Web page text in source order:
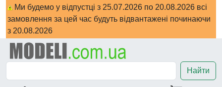
Ми будемо у відпустці з 25.07.2026 по 20.08.2026 всі
замовлення за цей час будуть відвантажені починаючи
з 20.08.2026
Найти